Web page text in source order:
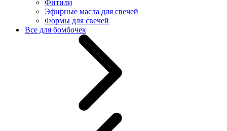
Фитили
Эфирные масла для свечей
Формы для свечей
Все для бомбочек